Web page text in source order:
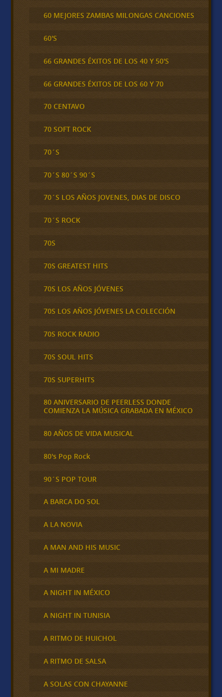
60 MEJORES ZAMBAS MILONGAS CANCIONES
60'S
66 GRANDES ÉXITOS DE LOS 40 Y 50'S
66 GRANDES ÉXITOS DE LOS 60 Y 70
70 CENTAVO
70 SOFT ROCK
70´S
70´S 80´S 90´S
70´S LOS AÑOS JOVENES, DIAS DE DISCO
70´S ROCK
70S
70S GREATEST HITS
70S LOS AÑOS JÓVENES
70S LOS AÑOS JÓVENES LA COLECCIÓN
70S ROCK RADIO
70S SOUL HITS
70S SUPERHITS
80 ANIVERSARIO DE PEERLESS DONDE
COMIENZA LA MÚSICA GRABADA EN MÉXICO
80 AÑOS DE VIDA MUSICAL
80's Pop Rock
90´S POP TOUR
A BARCA DO SOL
A LA NOVIA
A MAN AND HIS MUSIC
A MI MADRE
A NIGHT IN MÉXICO
A NIGHT IN TUNISIA
A RITMO DE HUICHOL
A RITMO DE SALSA
A SOLAS CON CHAYANNE